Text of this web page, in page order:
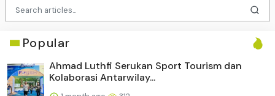
Popular
Ahmad Luthfi Serukan Sport Tourism dan
Kolaborasi Antarwilay...